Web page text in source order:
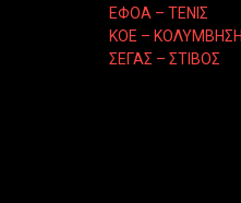
ΕΦΟΑ – ΤΕΝΙΣ
ΚΟΕ – ΚΟΛΥΜΒΗΣΗ
ΣΕΓΑΣ – ΣΤΙΒΟΣ